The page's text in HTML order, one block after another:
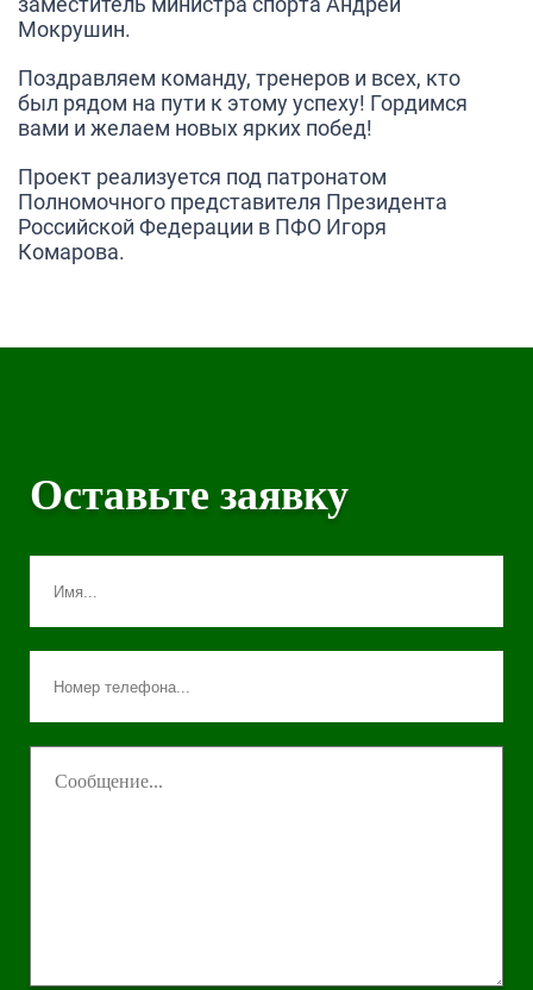
Мокрушин.
Поздравляем команду, тренеров и всех, кто
был рядом на пути к этому успеху! Гордимся
вами и желаем новых ярких побед!
Проект реализуется под патронатом
Полномочного представителя Президента
Российской Федерации в ПФО Игоря
Комарова.
Оставьте заявку